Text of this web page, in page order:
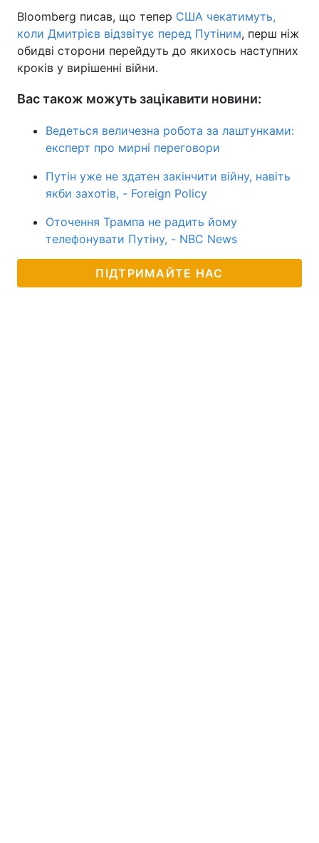
Bloomberg писав, що тепер США чекатимуть,
коли Дмитрієв відзвітує перед Путіним, перш ніж
обидві сторони перейдуть до якихось наступних
кроків у вирішенні війни.
Вас також можуть зацікавити новини:
Ведеться величезна робота за лаштунками:
експерт про мирні переговори
Путін уже не здатен закінчити війну, навіть
якби захотів, - Foreign Policy
Оточення Трампа не радить йому
телефонувати Путіну, - NBC News
ПІДТРИМАЙТЕ НАС